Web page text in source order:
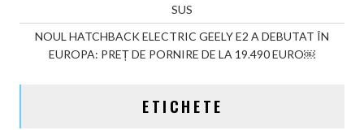
SUS
NOUL HATCHBACK ELECTRIC GEELY E2 A DEBUTAT ÎN
EUROPA: PREȚ DE PORNIRE DE LA 19.490 EURO￼
ETICHETE